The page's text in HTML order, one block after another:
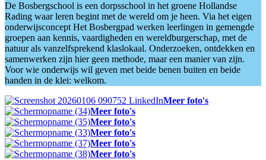
De Bosbergschool is een dorpsschool in het groene Hollandse
Rading waar leren begint met de wereld om je heen. Via het eigen
onderwijsconcept Het Bosbergpad werken leerlingen in gemengde
groepen aan kennis, vaardigheden en wereldburgerschap, met de
natuur als vanzelfsprekend klaslokaal. Onderzoeken, ontdekken en
samenwerken zijn hier geen methode, maar een manier van zijn.
Voor wie onderwijs wil geven met beide benen buiten en beide
handen in de klei: welkom.
Meer foto's
Meer foto's
Meer foto's
Meer foto's
Meer foto's
Meer foto's